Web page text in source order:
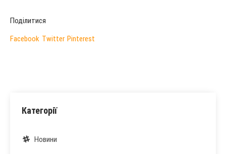
Поділитися
Facebook Twitter Pinterest
Категорії
Новини